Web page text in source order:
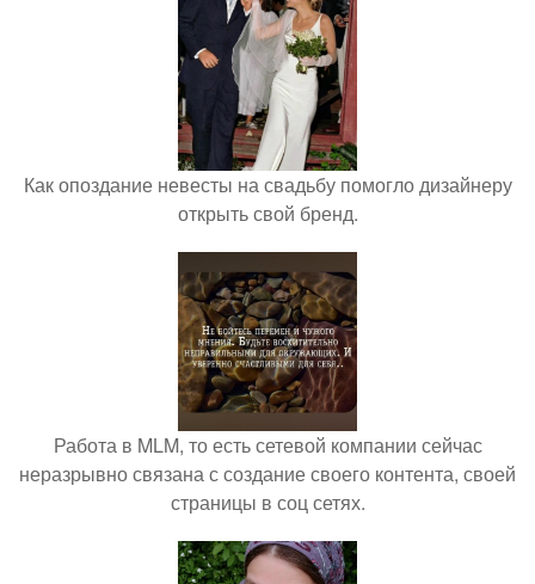
Как опоздание невесты на свадьбу помогло дизайнеру
открыть свой бренд.
Работа в MLM, то есть сетевой компании сейчас
неразрывно связана с создание своего контента, своей
страницы в соц сетях.